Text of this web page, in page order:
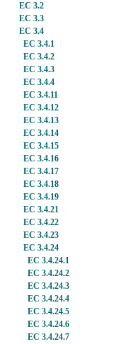
EC 3.2
EC 3.3
EC 3.4
EC 3.4.1
EC 3.4.2
EC 3.4.3
EC 3.4.4
EC 3.4.11
EC 3.4.12
EC 3.4.13
EC 3.4.14
EC 3.4.15
EC 3.4.16
EC 3.4.17
EC 3.4.18
EC 3.4.19
EC 3.4.21
EC 3.4.22
EC 3.4.23
EC 3.4.24
EC 3.4.24.1
EC 3.4.24.2
EC 3.4.24.3
EC 3.4.24.4
EC 3.4.24.5
EC 3.4.24.6
EC 3.4.24.7